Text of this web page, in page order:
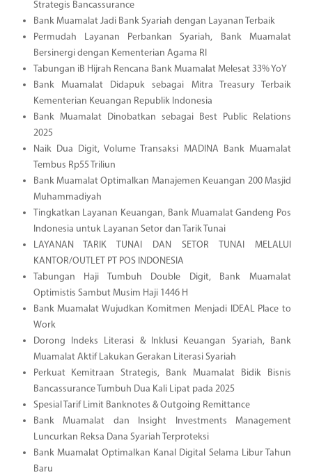
Strategis Bancassurance
Bank Muamalat Jadi Bank Syariah dengan Layanan Terbaik
Permudah Layanan Perbankan Syariah, Bank Muamalat
Bersinergi dengan Kementerian Agama RI
Tabungan iB Hijrah Rencana Bank Muamalat Melesat 33% YoY
Bank Muamalat Didapuk sebagai Mitra Treasury Terbaik
Kementerian Keuangan Republik Indonesia
Bank Muamalat Dinobatkan sebagai Best Public Relations
2025
Naik Dua Digit, Volume Transaksi MADINA Bank Muamalat
Tembus Rp55 Triliun
Bank Muamalat Optimalkan Manajemen Keuangan 200 Masjid
Muhammadiyah
Tingkatkan Layanan Keuangan, Bank Muamalat Gandeng Pos
Indonesia untuk Layanan Setor dan Tarik Tunai
LAYANAN TARIK TUNAI DAN SETOR TUNAI MELALUI
KANTOR/OUTLET PT POS INDONESIA
Tabungan Haji Tumbuh Double Digit, Bank Muamalat
Optimistis Sambut Musim Haji 1446 H
Bank Muamalat Wujudkan Komitmen Menjadi IDEAL Place to
Work
Dorong Indeks Literasi & Inklusi Keuangan Syariah, Bank
Muamalat Aktif Lakukan Gerakan Literasi Syariah
Perkuat Kemitraan Strategis, Bank Muamalat Bidik Bisnis
Bancassurance Tumbuh Dua Kali Lipat pada 2025
Spesial Tarif Limit Banknotes & Outgoing Remittance
Bank Muamalat dan Insight Investments Management
Luncurkan Reksa Dana Syariah Terproteksi
Bank Muamalat Optimalkan Kanal Digital Selama Libur Tahun
Baru